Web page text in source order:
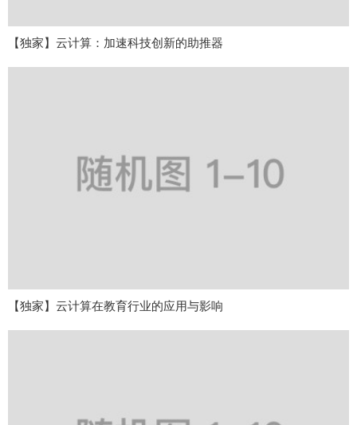
【独家】云计算：加速科技创新的助推器
【独家】云计算在教育行业的应用与影响